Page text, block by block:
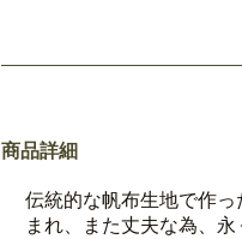
商品詳細
伝統的な帆布生地で作
まれ、また丈夫な為、